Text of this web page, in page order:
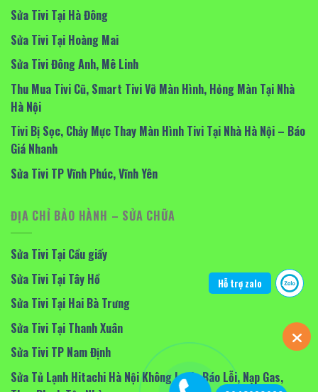
Sửa Tivi Tại Hà Đông
Sửa Tivi Tại Hoàng Mai
Sửa Tivi Đông Anh, Mê Linh
Thu Mua Tivi Cũ, Smart Tivi Vỡ Màn Hình, Hỏng Màn Tại Nhà
Hà Nội
Tivi Bị Sọc, Chảy Mực Thay Màn Hình Tivi Tại Nhà Hà Nội – Báo
Giá Nhanh
Sửa Tivi TP Vĩnh Phúc, Vĩnh Yên
ĐỊA CHỈ BẢO HÀNH – SỬA CHỮA
Sửa Tivi Tại Cầu giấy
Sửa Tivi Tại Tây Hồ
Sửa Tivi Tại Hai Bà Trưng
Sửa Tivi Tại Thanh Xuân
Sửa Tivi TP Nam Định
Sửa Tủ Lạnh Hitachi Hà Nội Không Lạnh, Báo Lỗi, Nạp Gas,
Hỗ trợ zalo